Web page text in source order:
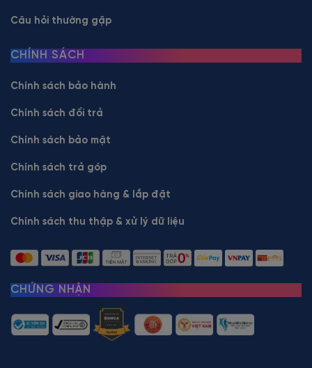
Câu hỏi thường gặp
CHÍNH SÁCH
Chính sách bảo hành
Chính sách đổi trả
Chính sách bảo mật
Chính sách trả góp
Chính sách giao hàng & lắp đặt
Chính sách thu thập & xử lý dữ liệu
CHỨNG NHẬN